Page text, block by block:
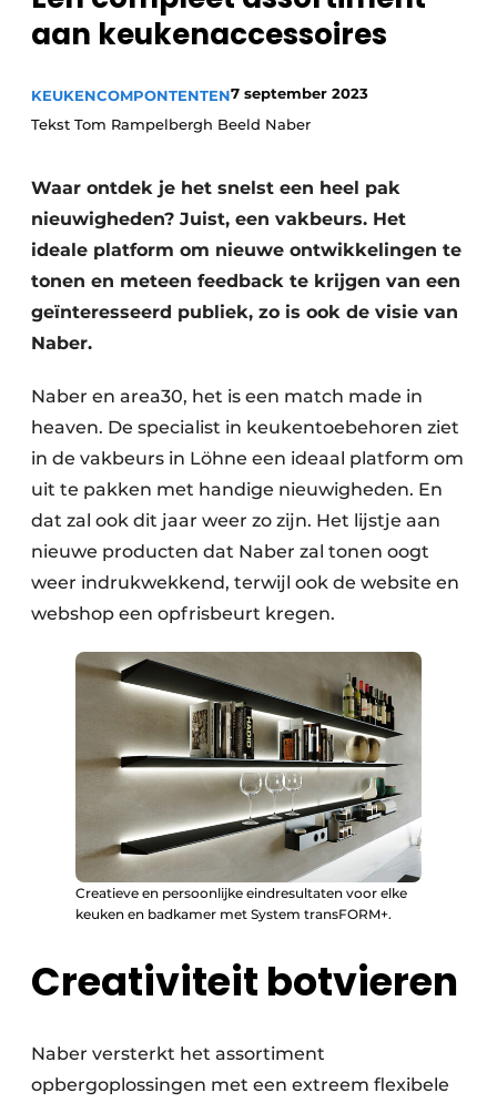
Privacy / Cookie statement
Vacature aanmelden
Video’s
aan keukenaccessoires
KEUKENCOMPONTENTEN7 september 2023
Tekst Tom Rampelbergh Beeld Naber
Waar ontdek je het snelst een heel pak
nieuwigheden? Juist, een vakbeurs. Het
ideale platform om nieuwe ontwikkelingen te
tonen en meteen feedback te krijgen van een
geïnteresseerd publiek, zo is ook de visie van
Naber.
Naber en area30, het is een match made in
heaven. De specialist in keukentoebehoren ziet
in de vakbeurs in Löhne een ideaal platform om
uit te pakken met handige nieuwigheden. En
dat zal ook dit jaar weer zo zijn. Het lijstje aan
nieuwe producten dat Naber zal tonen oogt
weer indrukwekkend, terwijl ook de website en
webshop een opfrisbeurt kregen.
Creatieve en persoonlijke eindresultaten voor elke
keuken en badkamer met System transFORM+.
Creativiteit botvieren
Naber versterkt het assortiment
opbergoplossingen met een extreem flexibele